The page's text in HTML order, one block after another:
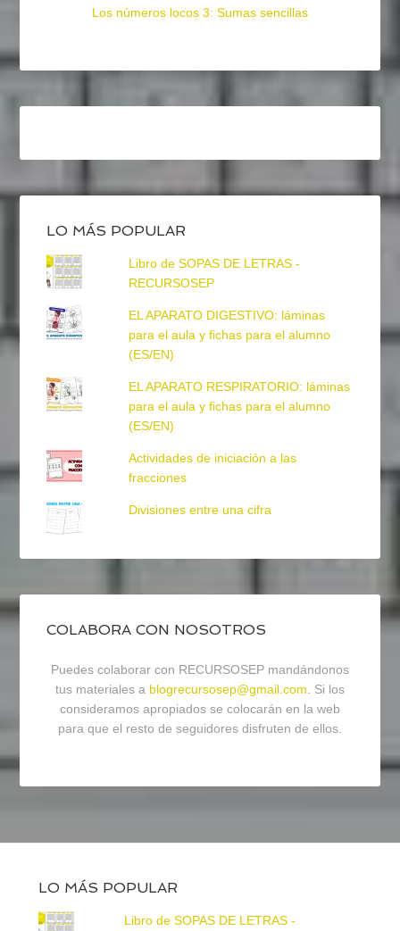
Los números locos 3: Sumas sencillas
LO MÁS POPULAR
Libro de SOPAS DE LETRAS -
RECURSOSEP
EL APARATO DIGESTIVO: láminas
para el aula y fichas para el alumno
(ES/EN)
EL APARATO RESPIRATORIO: láminas
para el aula y fichas para el alumno
(ES/EN)
Actividades de iniciación a las
fracciones
Divisiones entre una cifra
COLABORA CON NOSOTROS
Puedes colaborar con RECURSOSEP mandándonos
tus materiales a blogrecursosep@gmail.com. Si los
consideramos apropiados se colocarán en la web
para que el resto de seguidores disfruten de ellos.
LO MÁS POPULAR
Libro de SOPAS DE LETRAS -